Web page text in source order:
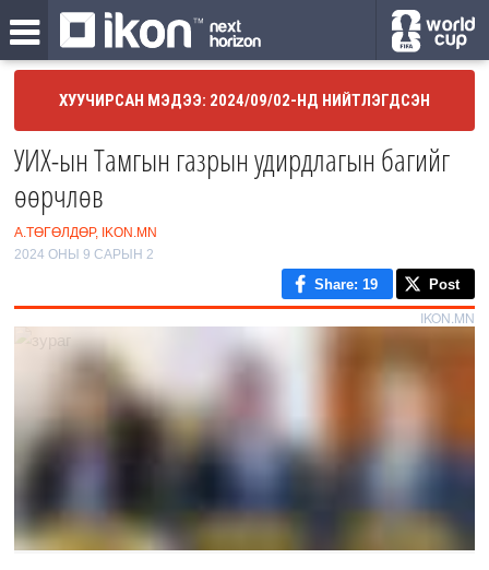
ХУУЧИРСАН МЭДЭЭ: 2024/09/02-НД НИЙТЛЭГДСЭН
УИХ-ын Тамгын газрын удирдлагын багийг
өөрчлөв
А.ТӨГӨЛДӨР, IKON.MN
2024 ОНЫ 9 САРЫН 2
Share: 19 Post
IKON.MN